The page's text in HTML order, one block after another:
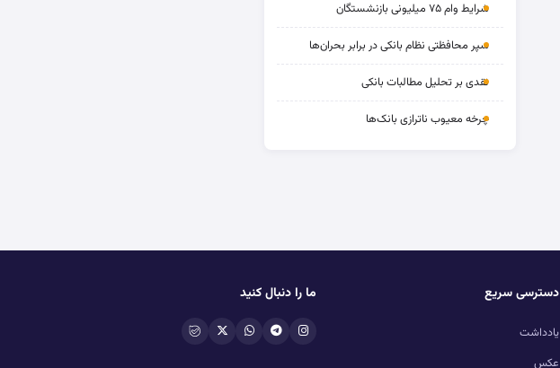
شرایط وام ۷۵ میلیونی بازنشستگان
سپر محافظتی نظام بانکی در برابر بحران‌ها
نقدی بر تحلیل مطالبات بانکی
چرخه‌ معیوب ناترازی بانک‌ها
دسترسی سریع
یادداشت
عکس
ما را دنبال کنید